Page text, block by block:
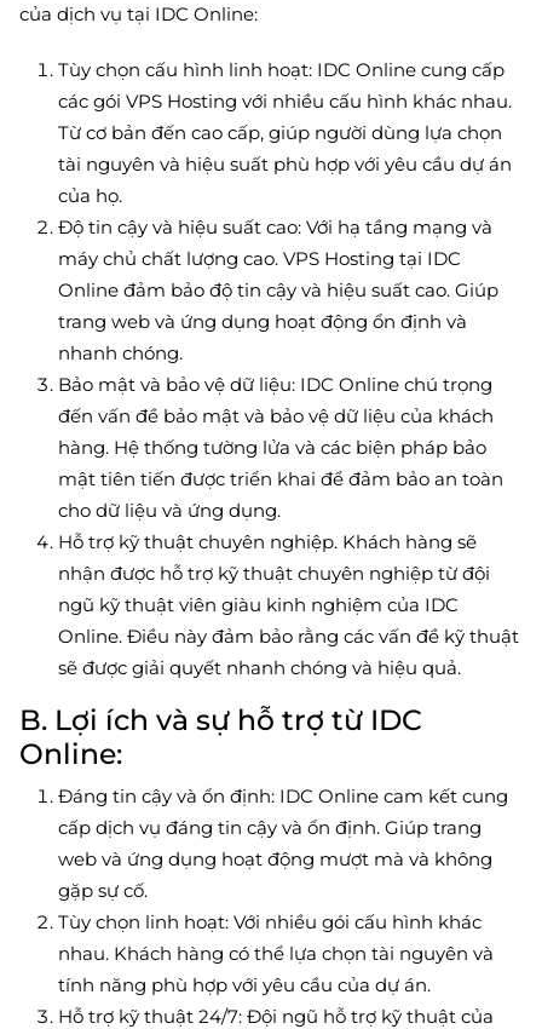
của dịch vụ tại IDC Online:
Tùy chọn cấu hình linh hoạt: IDC Online cung cấp
các gói VPS Hosting với nhiều cấu hình khác nhau.
Từ cơ bản đến cao cấp, giúp người dùng lựa chọn
tài nguyên và hiệu suất phù hợp với yêu cầu dự án
của họ.
Độ tin cậy và hiệu suất cao: Với hạ tầng mạng và
máy chủ chất lượng cao. VPS Hosting tại IDC
Online đảm bảo độ tin cậy và hiệu suất cao. Giúp
trang web và ứng dụng hoạt động ổn định và
nhanh chóng.
Bảo mật và bảo vệ dữ liệu: IDC Online chú trọng
đến vấn đề bảo mật và bảo vệ dữ liệu của khách
hàng. Hệ thống tường lửa và các biện pháp bảo
mật tiên tiến được triển khai để đảm bảo an toàn
cho dữ liệu và ứng dụng.
Hỗ trợ kỹ thuật chuyên nghiệp. Khách hàng sẽ
nhận được hỗ trợ kỹ thuật chuyên nghiệp từ đội
ngũ kỹ thuật viên giàu kinh nghiệm của IDC
Online. Điều này đảm bảo rằng các vấn đề kỹ thuật
sẽ được giải quyết nhanh chóng và hiệu quả.
B. Lợi ích và sự hỗ trợ từ IDC
Online:
Đáng tin cậy và ổn định: IDC Online cam kết cung
cấp dịch vụ đáng tin cậy và ổn định. Giúp trang
web và ứng dụng hoạt động mượt mà và không
gặp sự cố.
Tùy chọn linh hoạt: Với nhiều gói cấu hình khác
nhau. Khách hàng có thể lựa chọn tài nguyên và
tính năng phù hợp với yêu cầu của dự án.
Hỗ trợ kỹ thuật 24/7: Đội ngũ hỗ trợ kỹ thuật của